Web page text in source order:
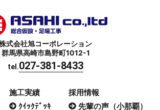
式会社旭コーポレーション
群馬県高崎市島野町1012-1
tel.027-381-8433
施工実績
ｸｲｯｸﾃﾞｯｷ
採用情報
先輩の声（小那覇）